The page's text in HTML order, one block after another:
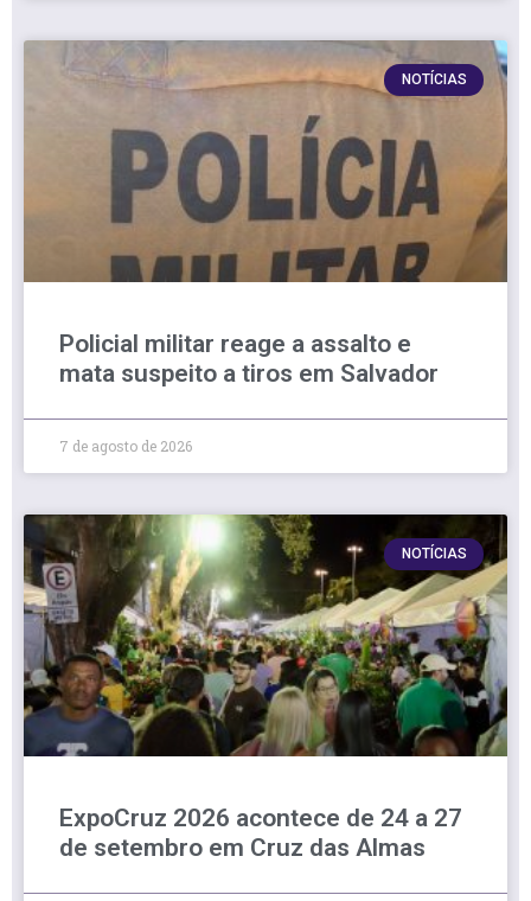
NOTÍCIAS
Policial militar reage a assalto e
mata suspeito a tiros em Salvador
7 de agosto de 2026
NOTÍCIAS
ExpoCruz 2026 acontece de 24 a 27
de setembro em Cruz das Almas